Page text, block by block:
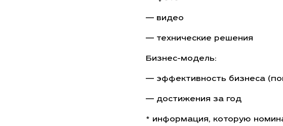
— видео
— технические решения
Бизнес-модель:
— эффективность бизнеса
— достижения за год
* информация, которую